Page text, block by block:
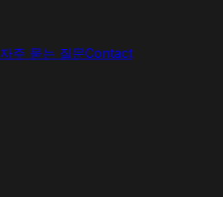
자주 묻는 질문Contact